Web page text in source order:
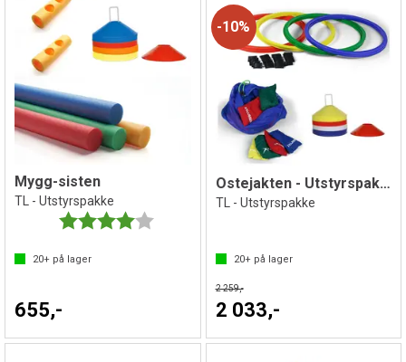
Mygg-sisten
TL - Utstyrspakke
Karakter:
4.0 av 5 mulige
20+ på lager
655,-
10%
Ostejakten - Utstyrspakke
TL - Utstyrspakke
20+på lager
2 259,-
2 033,-